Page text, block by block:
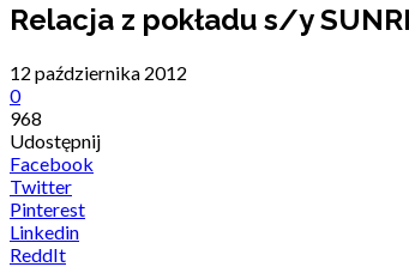
Relacja z pokładu s/y
12 października 2012
0
968
Udostępnij
Facebook
Twitter
Pinterest
Linkedin
ReddIt